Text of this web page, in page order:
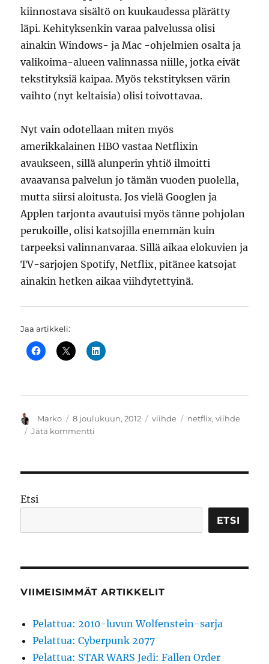
kiinnostava sisältö on kuukaudessa plärätty
läpi. Kehityksenkin varaa palvelussa olisi
ainakin Windows- ja Mac -ohjelmien osalta ja
valikoima-alueen valinnassa niille, jotka eivät
tekstityksiä kaipaa. Myös tekstityksen värin
vaihto (nyt keltaisia) olisi toivottavaa.
Nyt vain odotellaan miten myös
amerikkalainen HBO vastaa Netflixin
avaukseen, sillä alunperin yhtiö ilmoitti
avaavansa palvelun jo tämän vuoden puolella,
mutta siirsi aloitusta. Jos vielä Googlen ja
Applen tarjonta avautuisi myös tänne pohjolan
perukoille, olisi katsojilla enemmän kuin
tarpeeksi valinnanvaraa. Sillä aikaa elokuvien ja
TV-sarjojen Spotify, Netflix, pitänee katsojat
ainakin hetken aikaa viihdytettyinä.
Jaa artikkeli:
Kirjoittaja
Marko Julkaistu
8 joulukuun, 2012 Kategoriat
viihde Avainsanat
netflix,viihde
Jätä kommentti
Etsi
ETSI
VIIMEISIMMÄT ARTIKKELIT
Pelattua: 2010-luvun Wolfenstein-sarja
Pelattua: Cyberpunk 2077
Pelattua: STAR WARS Jedi: Fallen Order